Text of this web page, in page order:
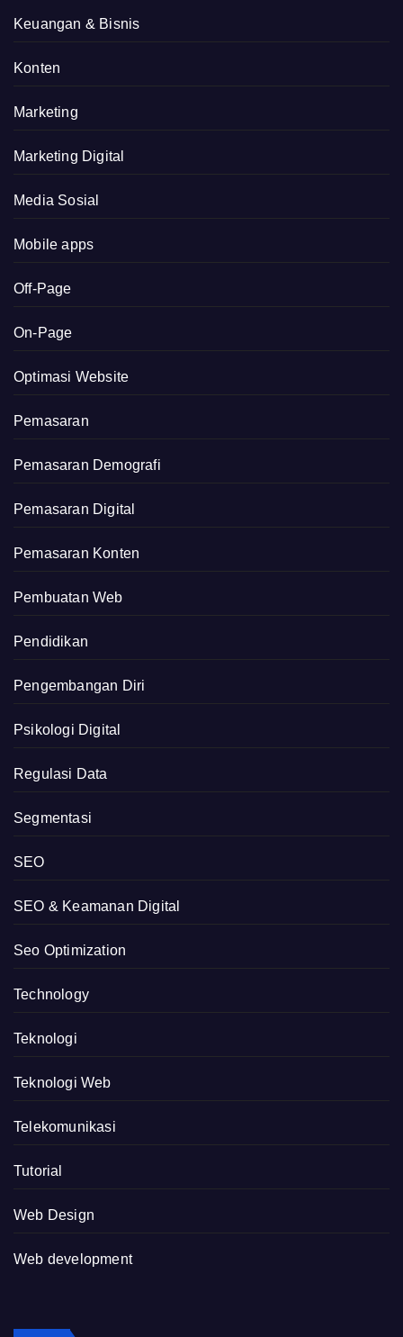
Keuangan & Bisnis
Konten
Marketing
Marketing Digital
Media Sosial
Mobile apps
Off-Page
On-Page
Optimasi Website
Pemasaran
Pemasaran Demografi
Pemasaran Digital
Pemasaran Konten
Pembuatan Web
Pendidikan
Pengembangan Diri
Psikologi Digital
Regulasi Data
Segmentasi
SEO
SEO & Keamanan Digital
Seo Optimization
Technology
Teknologi
Teknologi Web
Telekomunikasi
Tutorial
Web Design
Web development